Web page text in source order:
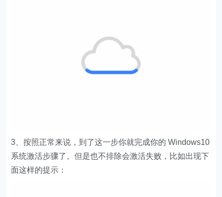
3、按照正常来说，到了这一步你就完成你的 Windows10
系统激活步骤了。但是也不排除会激活失败，比如出现下
面这样的提示：